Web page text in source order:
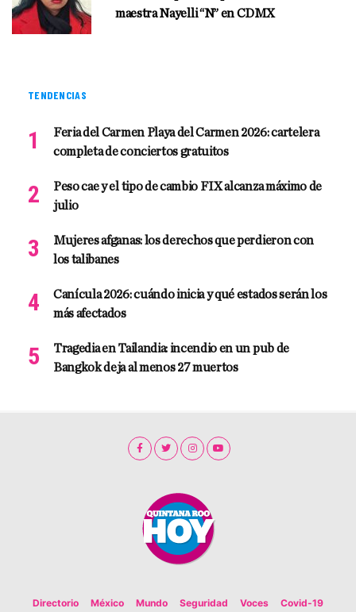
maestra Nayelli “N” en CDMX
TENDENCIAS
Feria del Carmen Playa del Carmen 2026: cartelera
completa de conciertos gratuitos
Peso cae y el tipo de cambio FIX alcanza máximo de
julio
Mujeres afganas: los derechos que perdieron con
los talibanes
Canícula 2026: cuándo inicia y qué estados serán los
más afectados
Tragedia en Tailandia: incendio en un pub de
Bangkok deja al menos 27 muertos
Directorio México Mundo Seguridad Voces Covid-19